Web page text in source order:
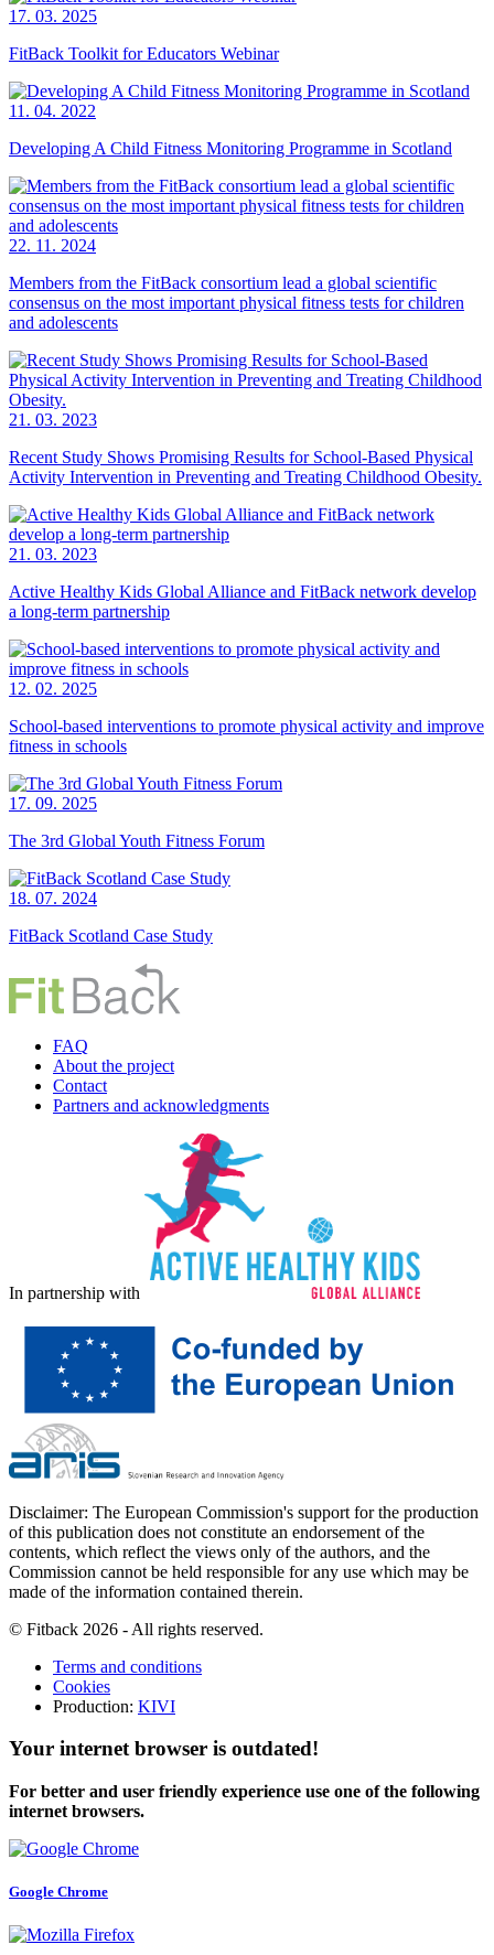
17. 03. 2025
FitBack Toolkit for Educators Webinar
11. 04. 2022
Developing A Child Fitness Monitoring Programme in Scotland
22. 11. 2024
Members from the FitBack consortium lead a global scientific
consensus on the most important physical fitness tests for children
and adolescents
21. 03. 2023
Recent Study Shows Promising Results for School-Based Physical
Activity Intervention in Preventing and Treating Childhood Obesity.
21. 03. 2023
Active Healthy Kids Global Alliance and FitBack network develop
a long-term partnership
12. 02. 2025
School-based interventions to promote physical activity and improve
fitness in schools
17. 09. 2025
The 3rd Global Youth Fitness Forum
18. 07. 2024
FitBack Scotland Case Study
FAQ
About the project
Contact
Partners and acknowledgments
In partnership with
Disclaimer: The European Commission's support for the production
of this publication does not constitute an endorsement of the
contents, which reflect the views only of the authors, and the
Commission cannot be held responsible for any use which may be
made of the information contained therein.
© Fitback 2026 - All rights reserved.
Terms and conditions
Cookies
Production: KIVI
Your internet browser is outdated!
For better and user friendly experience use one of the following
internet browsers.
Google Chrome